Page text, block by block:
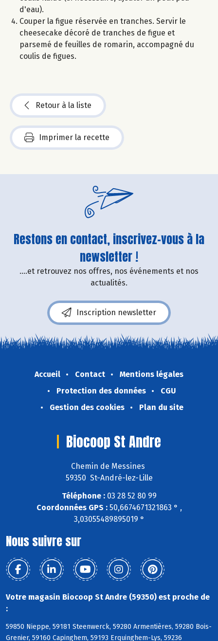
d'eau).
Couper la figue réservée en tranches. Servir le
cheesecake décoré de tranches de figue et
parsemé de feuilles de romarin, accompagné du
coulis de figues.
Retour à la liste
Imprimer la recette
Restons en contact, inscrivez-vous à la
newsletter !
....et retrouvez nos offres, nos événements et nos
actualités.
Inscription newsletter
Accueil Contact
Mentions légales
Protection des données
CGU
Gestion des cookies
Plan du site
Biocoop St Andre
Chemin de Messines
59350 St-André-lez-Lille
Téléphone :03 28 52 80 99
Coordonnées GPS :50,6674671321863 ° ,
3,03055489895019 °
Nous suivre sur
Votre magasin Biocoop St Andre (59350) est proche de
:
59850 Nieppe, 59181 Steenwerck, 59280 Armentières, 59280 Bois-
Grenier, 59160 Capinghem, 59193 Erquinghem-Lys, 59236